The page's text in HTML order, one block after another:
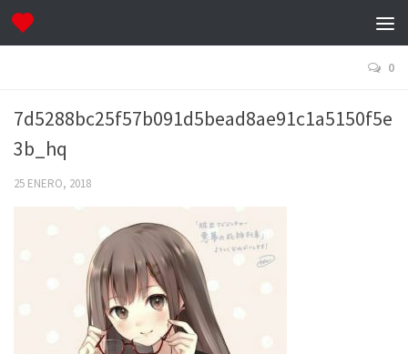
0
7d5288bc25f57b091d5bead8ae91c1a5150f5e
3b_hq
25 ENERO, 2018